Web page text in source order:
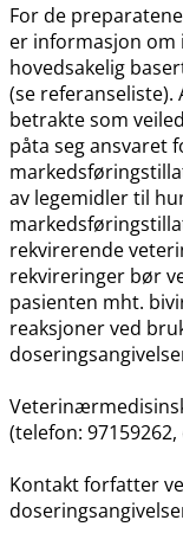
For de
er informasjon om
hovedsakelig
(se
betrakte som
påta seg ansvaret
av legemidler til
rekvirerende
rekvireringer bør
pasienten mht.
reaksjoner ved
(telefon:
Kontakt forfatter